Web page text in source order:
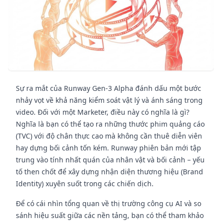
Sự ra mắt của Runway Gen-3 Alpha đánh dấu một bước
nhảy vọt về khả năng kiểm soát vật lý và ánh sáng trong
video. Đối với một Marketer, điều này có nghĩa là gì?
Nghĩa là bạn có thể tạo ra những thước phim quảng cáo
(TVC) với độ chân thực cao mà không cần thuê diễn viên
hay dựng bối cảnh tốn kém. Runway phiên bản mới tập
trung vào tính nhất quán của nhân vật và bối cảnh – yếu
tố then chốt để xây dựng nhận diện thương hiệu (Brand
Identity) xuyên suốt trong các chiến dịch.
Để có cái nhìn tổng quan về thị trường công cụ AI và so
sánh hiệu suất giữa các nền tảng, bạn có thể tham khảo